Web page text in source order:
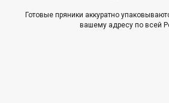
Готовые пряники аккуратно
вашему адресу по всей